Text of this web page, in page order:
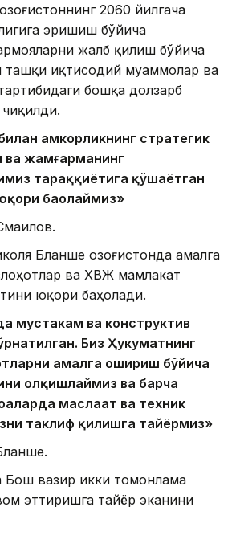
2060 йилгача
эришиш бўйича
жалб қилиш бўйича
ташқи иқтисодий муаммолар ва
бошқа долзарб
ҳамкорликнинг стратегик
ва жамғарманинг
тараққиётига қўшаётган
баҳолаймиз»
Бланше Қозоғистонда амалга
ва ХВЖ мамлакат
юқори баҳолади.
мустаҳкам ва конструктив
Биз Ҳукуматнинг
амалга ошириш бўйича
олқишлаймиз ва барча
маслаҳат ва техник
таклиф қилишга тайёрмиз»
Бош вазир икки томонлама
эттиришга тайёр эканини